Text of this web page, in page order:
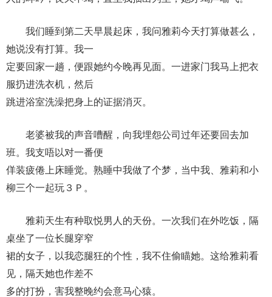
我们睡到第二天早晨起床，我问雅莉今天打算做甚么，
她说没有打算。我一
定要回家一趟，便跟她约今晚再见面。一进家门我马上把衣
服扔进洗衣机，然后
跳进浴室洗澡把身上的证据消灭。
老婆被我的声音嘈醒，向我埋怨公司过年还要回去加
班。我支唔以对一番便
佯装疲倦上床睡觉。熟睡中我做了个梦，当中我、雅莉和小
柳三个一起玩３Ｐ。
雅莉天生有种取悦男人的天份。一次我们在外吃饭，隔
桌坐了一位长腿穿窄
裙的女子，以我恋腿狂的个性，我不住偷瞄她。这给雅莉看
见，隔天她也作差不
多的打扮，害我整晚约会意马心猿。